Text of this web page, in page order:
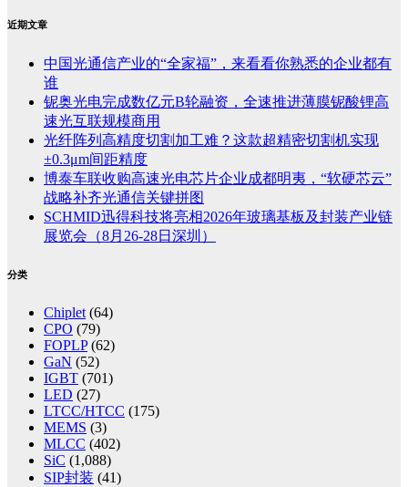
近期文章
中国光通信产业的“全家福”，来看看你熟悉的企业都有
谁
铌奥光电完成数亿元B轮融资，全速推进薄膜铌酸锂高
速光互联规模商用
光纤阵列高精度切割加工难？这款超精密切割机实现
±0.3μm间距精度
博泰车联收购高速光电芯片企业成都明夷，“软硬芯云”
战略补齐光通信关键拼图
SCHMID迅得科技将亮相2026年玻璃基板及封装产业链
展览会（8月26-28日深圳）
分类
Chiplet (64)
CPO (79)
FOPLP(62)
GaN (52)
IGBT (701)
LED (27)
LTCC/HTCC (175)
MEMS (3)
MLCC (402)
SiC (1,088)
SIP封装 (41)